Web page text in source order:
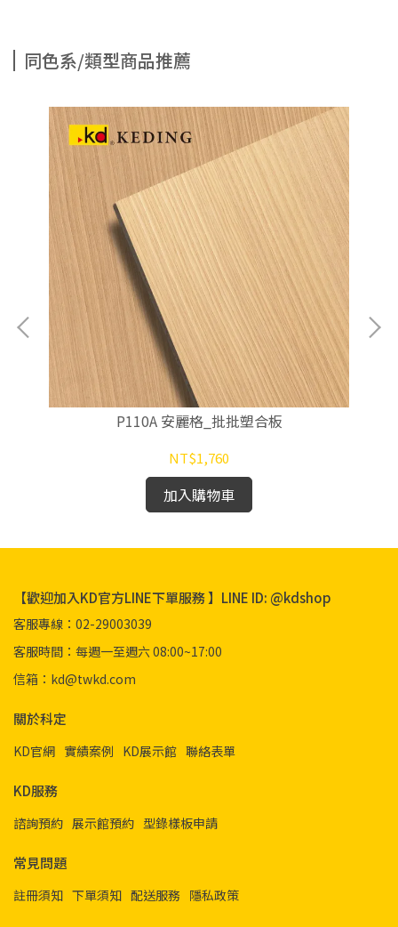
同色系/類型商品推薦
P110A 安麗格_批批塑合板
NT$1,760
加入購物車
【歡迎加入KD官方LINE下單服務 】LINE ID: @kdshop
客服專線：02-29003039
客服時間：每週一至週六 08:00~17:00
信箱：kd@twkd.com
關於科定
KD官網 實績案例 KD展示館 聯絡表單
KD服務
諮詢預約 展示館預約 型錄樣板申請
常見問題
註冊須知 下單須知 配送服務 隱私政策